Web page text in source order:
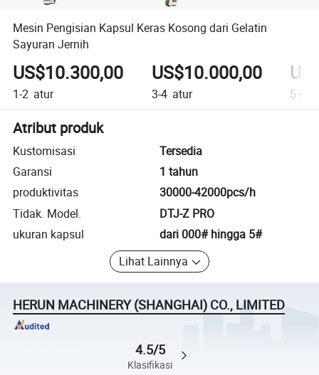
Mesin Pengisian Kapsul Keras Kosong dari Gelatin
Sayuran Jernih
US$10.300,00
1-2 atur
US$10.000,00
3-4 atur 5+
Atribut produk
Kustomisasi
Tersedia
Garansi
1 tahun
produktivitas
30000-42000pcs/h
Tidak. Model.
DTJ-Z PRO
ukuran kapsul
dari 000# hingga 5#
Lihat Lainnya
HERUN MACHINERY (SHANGHAI) CO., LIMITED
4.5/5
Klasifikasi